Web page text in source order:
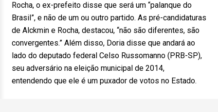
Rocha, o ex-prefeito disse que será um “palanque do
Brasil”, e não de um ou outro partido. As pré-candidaturas
de Alckmin e Rocha, destacou, “não são diferentes, são
convergentes.” Além disso, Doria disse que andará ao
lado do deputado federal Celso Russomanno (PRB-SP),
seu adversário na eleição municipal de 2014,
entendendo que ele é um puxador de votos no Estado.